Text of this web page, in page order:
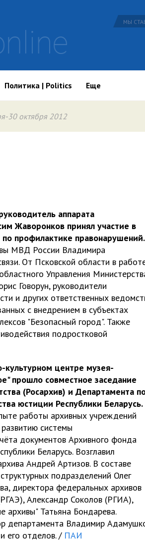
МЫ
Политика | Politics Еще
30 октября 2012
аппарата
Жаворонков принял участие в
профилактике правонарушений.
МВД России Владимира
От Псковской области в
Управления
Говорун, руководители
и других ответственных
с внедрением в субъектах
"Безопасный город". Также
подростковой
культурном центре музея-
прошло совместное заседание
(Росархив) и Департамента
юстиции Республики Беларусь.
работы архивных учреждений
системы
документов Архивного фонда
Беларусь. Возглавил
Андрей Артизов. В составе
подразделений Олег
директора федеральных архивов
Александр Соколов (РГИА),
архивы" Татьяна Бондарева.
департамента Владимир
его отделов. / ПАИ